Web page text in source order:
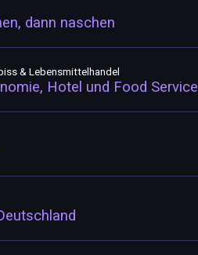
dann naschen
& Lebensmittelhandel
Hotel und Food Service